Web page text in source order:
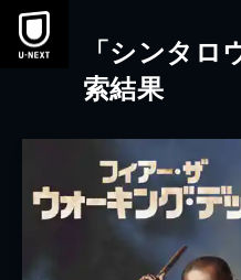
本文へスキップ
「シンタ
索結果